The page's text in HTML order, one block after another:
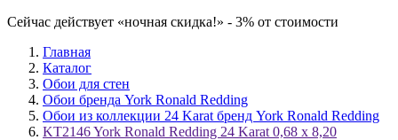
Сейчас действует «ночная скидка!» - 3% от стоимости
Главная
Каталог
Обои для стен
Обои бренда York Ronald Redding
Обои из коллекции 24 Karat бренд York Ronald Redding
KT2146 York Ronald Redding 24 Karat 0,68 х 8,20